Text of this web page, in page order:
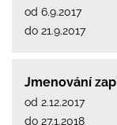
od 6.9.2017
do 21.9.2017
Jmenování
od 2.12.2017
do 27.1.2018